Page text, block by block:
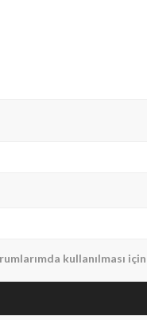
kullanılması